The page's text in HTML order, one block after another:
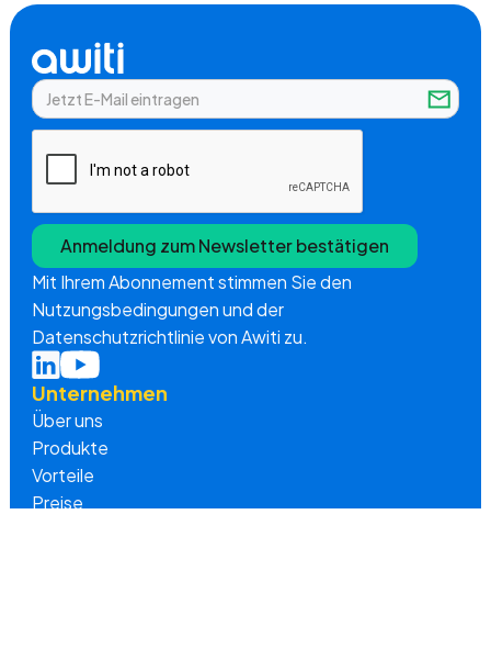
Mit Ihrem Abonnement stimmen Sie den
Nutzungsbedingungen und der
Datenschutzrichtlinie von Awiti zu.
Unternehmen
Über uns
Produkte
Vorteile
Preise